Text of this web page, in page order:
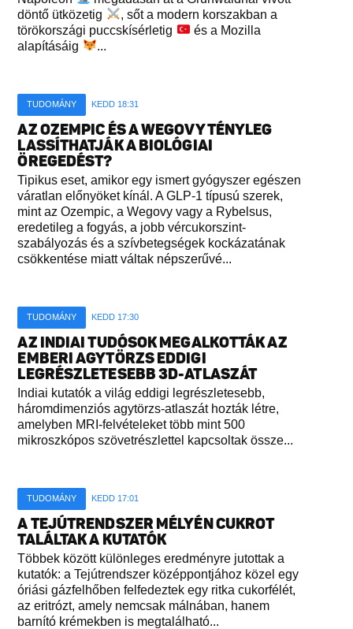
döntő ütközetig
, sőt a modern korszakban a
törökországi puccskísérletig
és a Mozilla
alapításáig
...
TUDOMÁNY KEDD 18:31
AZ OZEMPIC ÉS A WEGOVY TÉNYLEG
LASSÍTHATJÁK A BIOLÓGIAI
ÖREGEDÉST?
Tipikus eset, amikor egy ismert gyógyszer egészen
váratlan előnyöket kínál. A GLP-1 típusú szerek,
mint az Ozempic, a Wegovy vagy a Rybelsus,
eredetileg a fogyás, a jobb vércukorszint-
szabályozás és a szívbetegségek kockázatának
csökkentése miatt váltak népszerűvé...
TUDOMÁNY KEDD 17:30
AZ INDIAI TUDÓSOK MEGALKOTTÁK AZ
EMBERI AGYTÖRZS EDDIGI
LEGRÉSZLETESEBB 3D-ATLASZÁT
Indiai kutatók a világ eddigi legrészletesebb,
háromdimenziós agytörzs-atlaszát hozták létre,
amelyben MRI-felvételeket több mint 500
mikroszkópos szövetrészlettel kapcsoltak össze...
TUDOMÁNY KEDD 17:01
A TEJÚTRENDSZER MÉLYÉN CUKROT
TALÁLTAK A KUTATÓK
Többek között különleges eredményre jutottak a
kutatók: a Tejútrendszer középpontjához közel egy
óriási gázfelhőben felfedeztek egy ritka cukorfélét,
az eritrózt, amely nemcsak málnában, hanem
barnító krémekben is megtalálható...